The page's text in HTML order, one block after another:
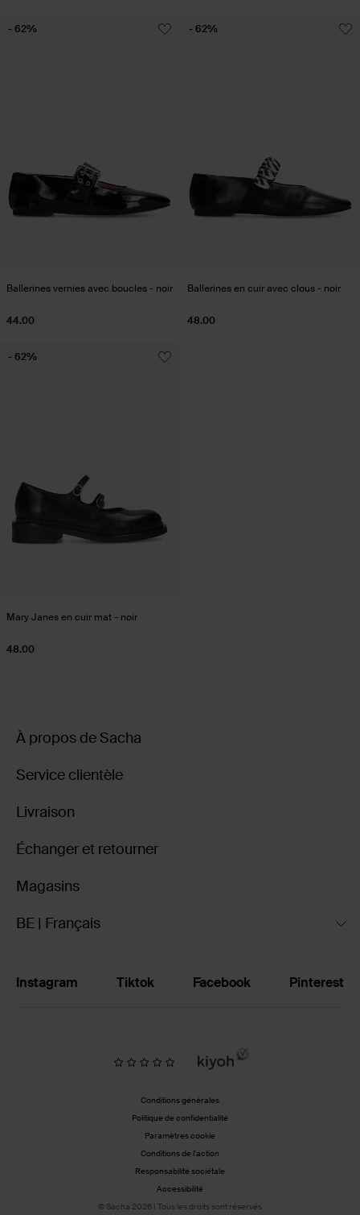
Ballerines vernies avec boucles - noir
44.00
- 62%
Ballerines en cuir avec clous - noir
48.00
- 62%
Mary Janes en cuir mat - noir
48.00
- 62%
À propos de Sacha
Service clientèle
Livraison
Échanger et retourner
Magasins
BE | Français
Instagram Tiktok Facebook Pinterest
Conditions générales
Politique de confidentialité
Paramètres cookie
Conditions de l'action
Responsabilité sociétale
Accessibilité
© Sacha 2026 | Tous les droits sont réservés